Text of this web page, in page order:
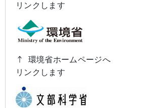
リンクします
↑ 環境省ホームページへ
リンクします